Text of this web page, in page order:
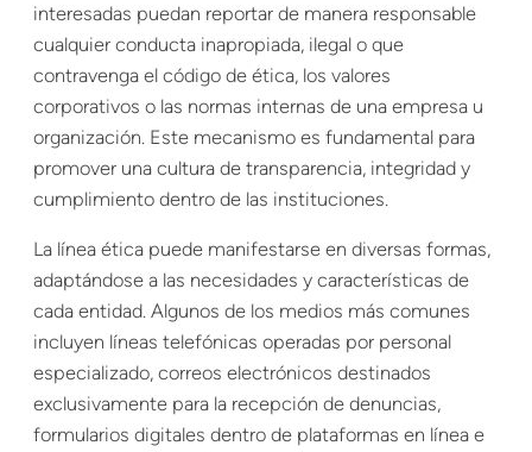
interesadas puedan reportar de manera responsable
cualquier conducta inapropiada, ilegal o que
contravenga el código de ética, los valores
corporativos o las normas internas de una empresa u
organización. Este mecanismo es fundamental para
promover una cultura de transparencia, integridad y
cumplimiento dentro de las instituciones.
La línea ética puede manifestarse en diversas formas,
adaptándose a las necesidades y características de
cada entidad. Algunos de los medios más comunes
incluyen líneas telefónicas operadas por personal
especializado, correos electrónicos destinados
exclusivamente para la recepción de denuncias,
formularios digitales dentro de plataformas en línea e